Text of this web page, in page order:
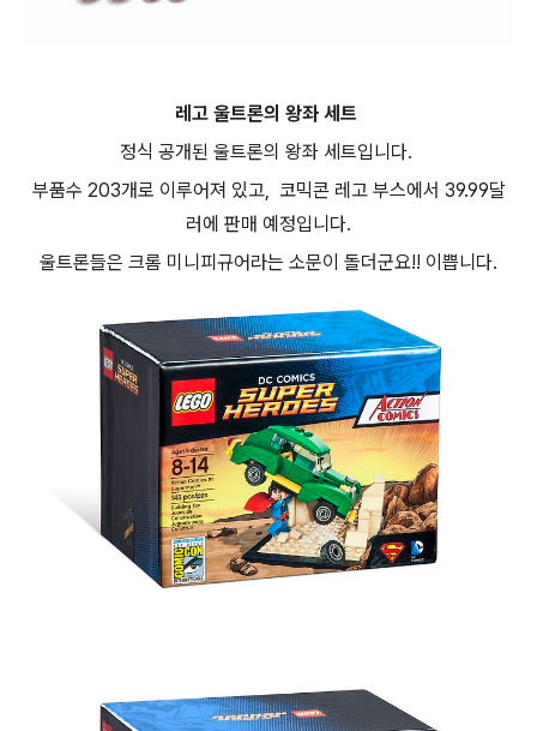
레고 울트론의 왕좌 세트
정식 공개된 울트론의 왕좌 세트입니다.
부품수 203개로 이루어져 있고, 코믹콘 레고 부스에서 39.99달
러에 판매 예정입니다.
울트론들은 크롬 미니피규어라는 소문이 돌더군요!! 이쁩니다.